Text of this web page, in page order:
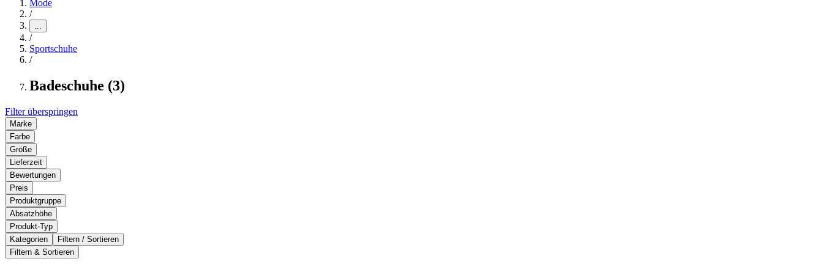
Mode
/
...
/
Sportschuhe
/
Badeschuhe (3)
Filter überspringen
Marke
Farbe
Größe
Lieferzeit
Bewertungen
Preis
Produktgruppe
Absatzhöhe
Produkt-Typ
Kategorien
Filtern / Sortieren
Filtern & Sortieren